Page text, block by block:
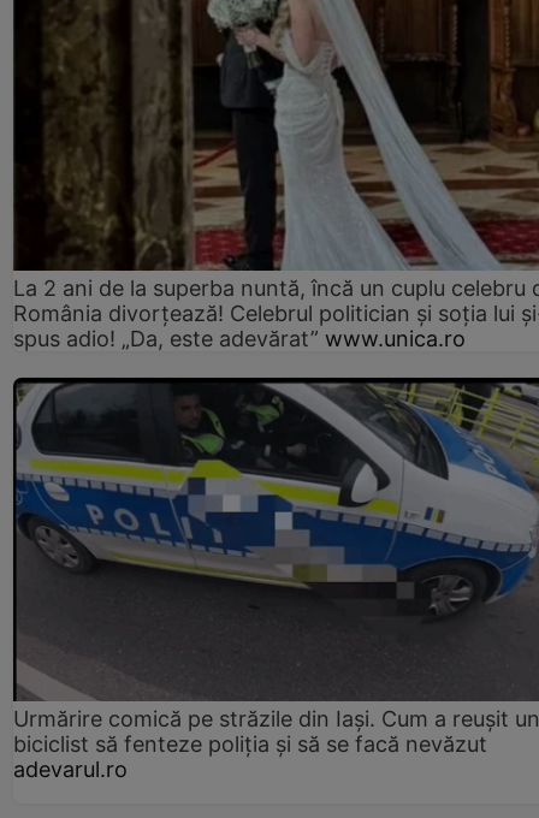
La 2 ani de la superba nuntă, încă un cuplu celebru
România divorțează! Celebrul politician și soția lui
spus adio! „Da, este adevărat” www.unica.ro
Urmărire comică pe străzile din Iași. Cum a reușit un
biciclist să fenteze poliția și să se facă nevăzut
adevarul.ro